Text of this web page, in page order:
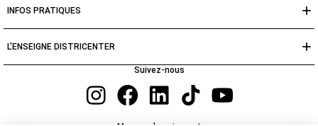
INFOS PRATIQUES
L’ENSEIGNE DISTRICENTER
Suivez-nous